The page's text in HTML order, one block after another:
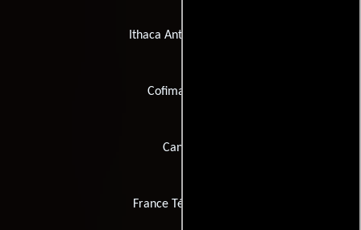
Ithaca Antique Mall
Cofimage 28
Canal+
France Télévisions